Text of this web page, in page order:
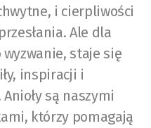
i cierpliwości
Ale dla
staje się
inspiracji i
są naszymi
którzy pomagają